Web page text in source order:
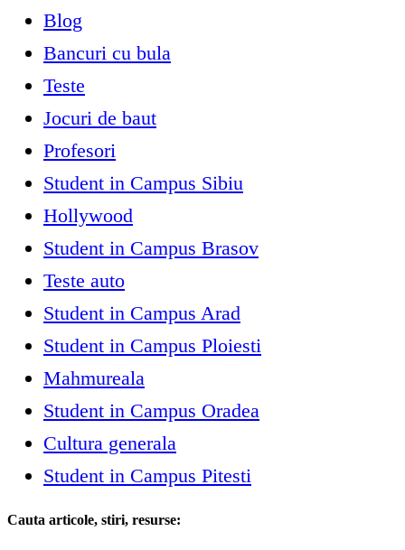
Blog
Bancuri cu bula
Teste
Jocuri de baut
Profesori
Student in Campus Sibiu
Hollywood
Student in Campus Brasov
Teste auto
Student in Campus Arad
Student in Campus Ploiesti
Mahmureala
Student in Campus Oradea
Cultura generala
Student in Campus Pitesti
Cauta articole, stiri, resurse: